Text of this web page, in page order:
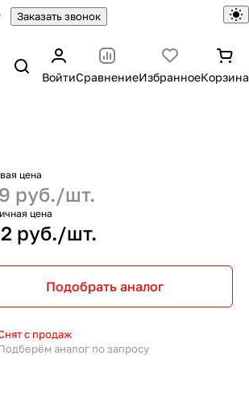
Заказать звонок
ВойтиСравнениеИзбранноеКорзина
цена
руб./шт.
цена
руб./шт.
Подобрать аналог
с продаж
аналог по запросу